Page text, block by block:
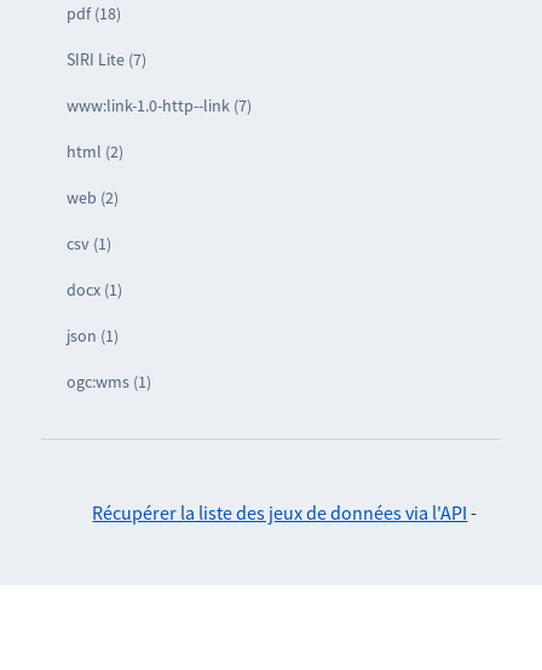
pdf (18)
SIRI Lite (7)
www:link-1.0-http--link (7)
html (2)
web (2)
csv (1)
docx (1)
json (1)
ogc:wms (1)
Récupérer la liste des jeux de données via l'API -